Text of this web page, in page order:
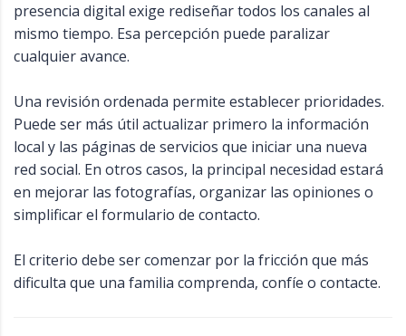
presencia digital exige rediseñar todos los canales al
mismo tiempo. Esa percepción puede paralizar
cualquier avance.
Una revisión ordenada permite establecer prioridades.
Puede ser más útil actualizar primero la información
local y las páginas de servicios que iniciar una nueva
red social. En otros casos, la principal necesidad estará
en mejorar las fotografías, organizar las opiniones o
simplificar el formulario de contacto.
El criterio debe ser comenzar por la fricción que más
dificulta que una familia comprenda, confíe o contacte.